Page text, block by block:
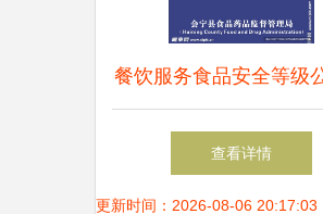
餐饮服务食品安全等级
计 信息整合与可视化
查看详情
更新时间：2026-08-06 20:17:03